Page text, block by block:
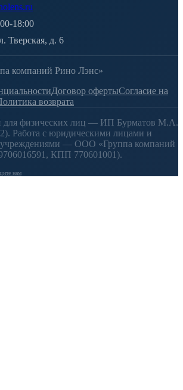
18:00
Тверская, д. 6
компаний Рино Лэнс»
Договор офертыСогласие на
возврата
для физических лиц — ИП Бурматов М.А.
Работа с юридическими лицами и
учреждениями — ООО «Группа компаний
КПП 770601001).
нам